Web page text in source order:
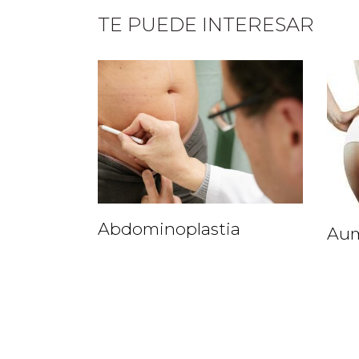
TE PUEDE INTERESAR
Abdominoplastia